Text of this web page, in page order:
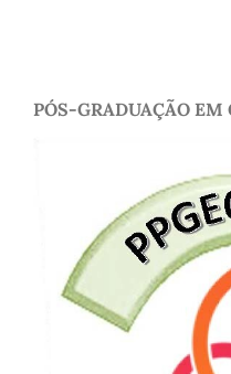
PÓS-GRADUAÇÃO EM